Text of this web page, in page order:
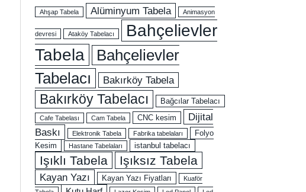
Ahşap Tabela Alüminyum Tabela Animasyon
devresi Ataköy Tabelacı
Bahçelievler
Tabela
Bahçelievler
Tabelacı
Bakırköy Tabela
Bakırköy Tabelacı Bağcılar Tabelacı
Cafe Tabelası Cam Tabela CNC kesim
Dijital
Baskı
Elektronik Tabela Fabrika tabelaları
Folyo
Kesim
Hastane Tabelaları istanbul tabelacı
Işıklı Tabela Işıksız Tabela
Kayan Yazı Kayan Yazı Fiyatları
Kuaför